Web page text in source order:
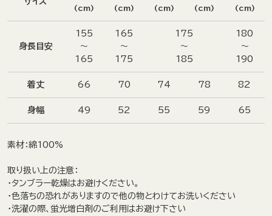
(cm) (cm) (cm) (cm) (cm)
身長目安
155
～
165
165
～
175
175
～
185
180
～
190
着丈 66 70 74 78 82
身幅 49 52 55 59 65
素材 ：綿100%
取り扱い上の注意 ：
・タンブラー乾燥はお避けください。
・色落ちの恐れがありますので他の物とわけてお洗いください
・洗濯の際、蛍光増白剤のご利用はお避け下さい